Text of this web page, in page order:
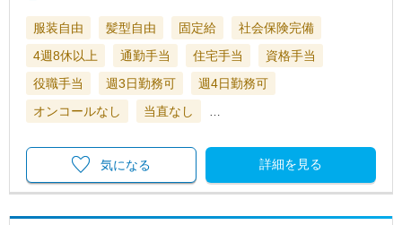
服装自由 髪型自由 固定給
社会保険完備
4週8休以上
通勤手当 住宅手当
資格手当
役職手当
週3日勤務可
週4日勤務可
オンコールなし
当直なし
詳細を見る
気になる